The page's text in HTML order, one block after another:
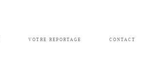
VOTRE REPORTAGE CONTACT